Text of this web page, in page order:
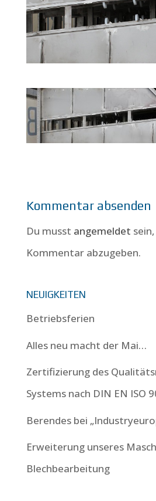
Kommentar absenden
Du musst angemeldet
Kommentar abzugeben.
NEUIGKEITEN
Betriebsferien
Alles neu macht der Mai…
Zertifizierung des
Systems nach DIN EN ISO
Berendes bei
Erweiterung unseres
Blechbearbeitung